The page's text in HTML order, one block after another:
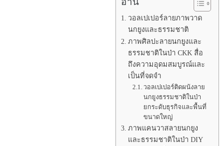
วอลเปเปอร์ลายภาพวาด
นกยูงและธรรมชาติ
ภาพศิลปะลายนกยูงและ
ธรรมชาติในป่า CKK สื่อ
ถึงความอุดมสมบูรณ์และ
เป็นที่จดจำ
วอลเปเปอร์ติดผนังลาย
นกยูงธรรมชาติในป่า
ยกระดับธุรกิจและพื้นที่
ขนาดใหญ่
ภาพแคนวาสลายนกยูง
และธรรมชาติในป่า DIY